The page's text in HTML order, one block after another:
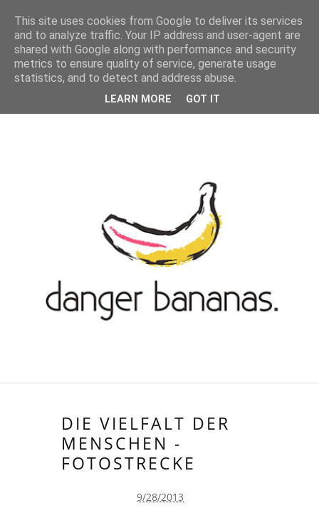
MENU
DIE VIELFALT DER
MENSCHEN -
FOTOSTRECKE
9/28/2013
This site uses cookies from Google to deliver its services
and to analyze traffic. Your IP address and user-agent are
shared with Google along with performance and security
metrics to ensure quality of service, generate usage
statistics, and to detect and address abuse.
LEARN MORE GOT IT